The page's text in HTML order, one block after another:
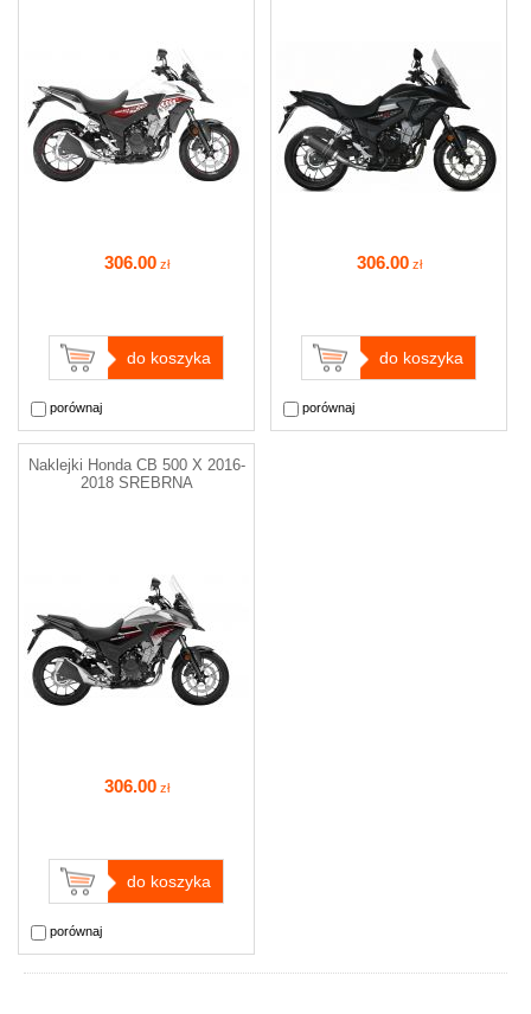
306.00 zł
do koszyka
porównaj
306.00 zł
do koszyka
porównaj
Naklejki Honda CB 500 X 2016-
2018 SREBRNA
306.00 zł
do koszyka
porównaj